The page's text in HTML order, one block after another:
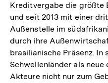
Kreditvergabe die größte
und seit 2013 mit einer
Außenstelle im
durch ihre
brasilianische Präsenz.
Schwellenländer als
Akteure nicht nur zum